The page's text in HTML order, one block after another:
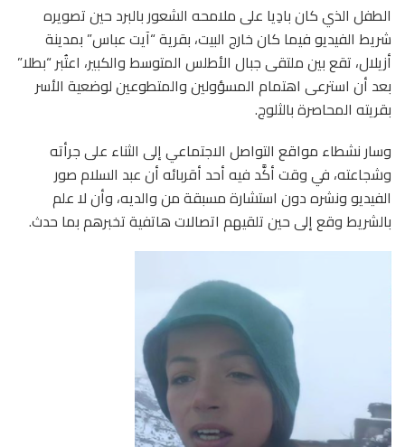
الطفل الذي كان بادِيا على ملامحه الشعور بالبرد حين تصويره
شريط الفيديو فيما كان خارج البيت، بقرية “آيت عباس” بمدينة
أزيلال، تقع بين ملتقى جبال الأطلس المتوسط والكبير، اعتُبر “بطلا”
بعد أن استرعى اهتمام المسؤولين والمتطوعين لوضعية الأسر
بقريته المحاصرة بالثلوج.
وسار نشطاء مواقع التواصل الاجتماعي إلى الثناء على جرأته
وشجاعته، في وقت أكَّد فيه أحد أقربائه أن عبد السلام صور
الفيديو ونشره دون استشارة مسبقة من والديه، وأن لا علم
بالشريط وقع إلى حين تلقيهم اتصالات هاتفية تخبرهم بما حدث.